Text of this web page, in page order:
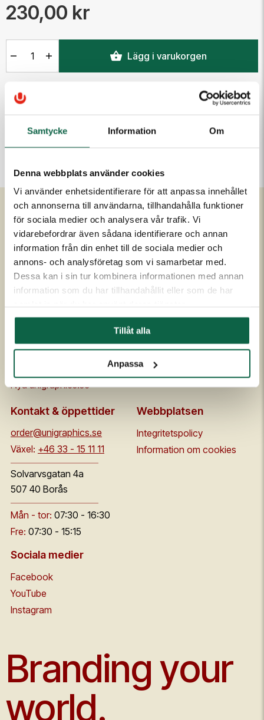
Samtycke Information Om
Denna webbplats använder cookies
Vi använder enhetsidentifierare för att anpassa innehållet
och annonserna till användarna, tillhandahålla funktioner
för sociala medier och analysera vår trafik. Vi
vidarebefordrar även sådana identifierare och annan
information från din enhet till de sociala medier och
annons- och analysföretag som vi samarbetar med.
Dessa kan i sin tur kombinera informationen med annan
information som du har tillhandahållit eller som de har
Tillåt alla
Anpassa
230,00 kr
Lägg i varukorgen
Färg
Blå
Om Unigraphics
Om oss
Medarbetare
Samarbetspartners
Kvalitet och miljö
Nya unigraphics.se
Kundservice
Kontakta oss
Om UniScore
Allmänna leveransvillkor
Broschyrer och prislistor
Säkerhetsdatablad
Flaggskolan
Kontakt & öppettider
order@unigraphics.se
Växel: +46 33 - 15 11 11
Solvarvsgatan 4a
507 40 Borås
Mån - tor: 07:30 - 16:30
Fre: 07:30 - 15:15
Webbplatsen
Integritetspolicy
Information om cookies
Sociala medier
Facebook
YouTube
Instagram
Branding your
world.